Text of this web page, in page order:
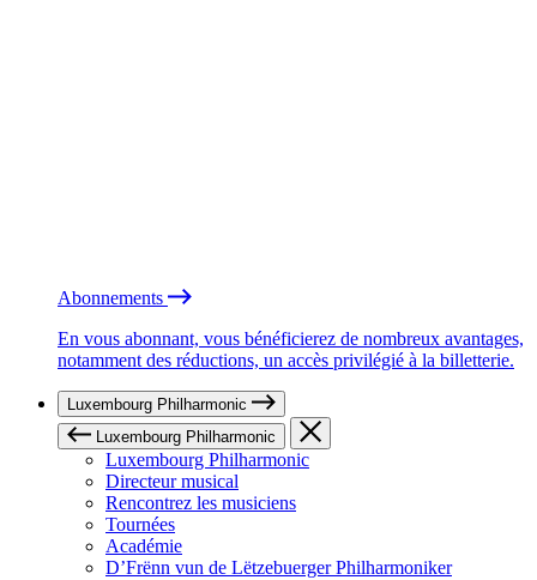
Abonnements
En vous abonnant, vous bénéficierez de nombreux avantages,
notamment des réductions, un accès privilégié à la billetterie.
Luxembourg Philharmonic
Luxembourg Philharmonic
Luxembourg Philharmonic
Directeur musical
Rencontrez les musiciens
Tournées
Académie
D’Frënn vun de Lëtzebuerger Philharmoniker